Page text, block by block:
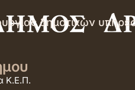
δημοτικών
Κ.Ε.Π.